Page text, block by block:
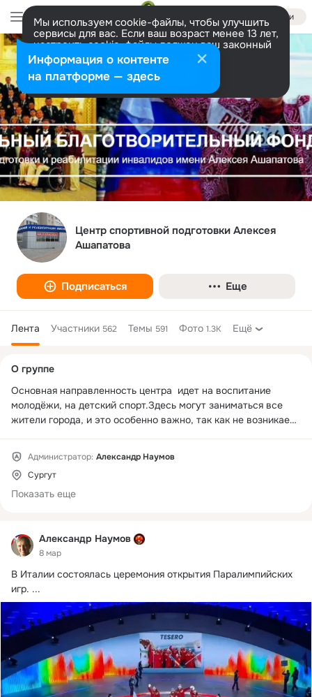
Войти
Мы используем cookie-файлы, чтобы улучшить
сервисы для вас. Если ваш возраст менее 13 лет,
настроить cookie-файлы должен ваш законный
представитель. Больше информации
Разрешить все Настроить
Центр спортивной подготовки Алексея
Ашапатова
Подписаться Еще
Лента Участники 562 Темы 591 Фото 1.3K Ещё
Александр Наумов
8 мар
В Италии состоялась церемония открытия Паралимпийских
игр. ...
колонка
О группе
Основная направленность центра  идет на воспитание
молодёжи, на детский спорт.Здесь могут заниматься все
жители города, и это особенно важно, так как не возникает
ограничены в возможностях своего здоровья.Россия,
Тюменская область, ХМАО-Югра,
г.Сургут, индекс 628406,
32 район, ул.Университетская 31
Администратор: Александр Наумов
Сургут
Показать еще
Информация о контенте
на платформе — здесь